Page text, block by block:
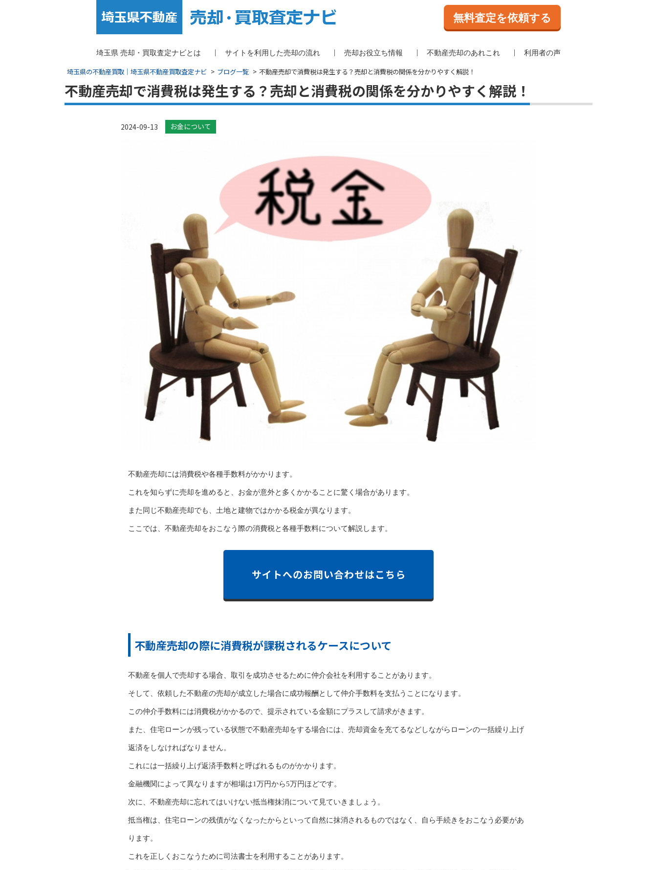
無料査定を依頼する
埼玉県 売却・買取査定ナビとは サイトを利用した売却の流れ 売却お役立ち情報 不動産売却のあれこれ 利用者の声
埼玉県の不動産買取｜埼玉県不動産買取査定ナビ ブログ一覧 不動産売却で消費税は発生する？売却と消費税の関係を分かりやすく解説！
不動産売却で消費税は発生する？売却と消費税の関係を分かりやすく解説！
2024-09-13 お金について
不動産売却には消費税や各種手数料がかかります。
これを知らずに売却を進めると、お金が意外と多くかかることに驚く場合があります。
また同じ不動産売却でも、土地と建物ではかかる税金が異なります。
ここでは、不動産売却をおこなう際の消費税と各種手数料について解説します。
サイトへのお問い合わせはこちら
不動産売却の際に消費税が課税されるケースについて
不動産を個人で売却する場合、取引を成功させるために仲介会社を利用することがあります。
そして、依頼した不動産の売却が成立した場合に成功報酬として仲介手数料を支払うことになります。
この仲介手数料には消費税がかかるので、提示されている金額にプラスして請求がきます。
また、住宅ローンが残っている状態で不動産売却をする場合には、売却資金を充てるなどしながらローンの一括繰り上げ
返済をしなければなりません。
これには一括繰り上げ返済手数料と呼ばれるものがかかります。
金融機関によって異なりますが相場は1万円から5万円ほどです。
次に、不動産売却に忘れてはいけない抵当権抹消について見ていきましょう。
抵当権は、住宅ローンの残債がなくなったからといって自然に抹消されるものではなく、自ら手続きをおこなう必要があ
ります。
これを正しくおこなうために司法書士を利用することがあります。